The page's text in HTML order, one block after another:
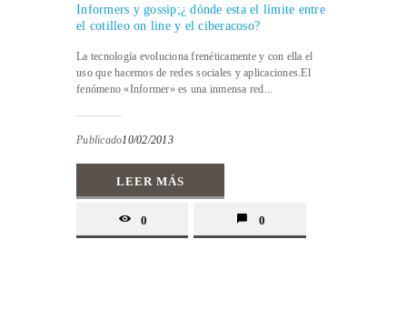
Informers y gossip;¿ dónde esta el límite entre
el cotilleo on line y el ciberacoso?
La tecnología evoluciona frenéticamente y con ella el
uso que hacemos de redes sociales y aplicaciones.El
fenómeno «Informer» es una inmensa red...
Publicado10/02/2013
LEER MÁS
0 0